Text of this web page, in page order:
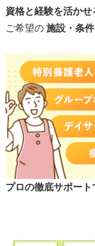
資格と経験を活かせ
ご希望の 施設・条件
プロの徹底サポート